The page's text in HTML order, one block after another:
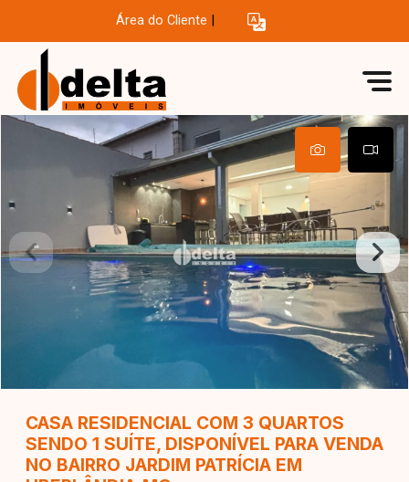
Área do Cliente
CASA RESIDENCIAL COM 3 QUARTOS
SENDO 1 SUÍTE, DISPONÍVEL PARA VENDA
NO BAIRRO JARDIM PATRÍCIA EM